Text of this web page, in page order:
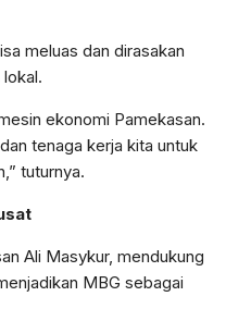
meluas dan dirasakan
ekonomi Pamekasan.
tenaga kerja kita untuk
tuturnya.
Ali Masykur, mendukung
MBG sebagai